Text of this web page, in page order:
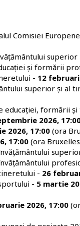
Comisiei
superior
și formării
- 12
superior și al
educației, formării
2026,
2026, 17:00 (ora
17:00(ora
- 26
- 5 martie
2026, 17:00